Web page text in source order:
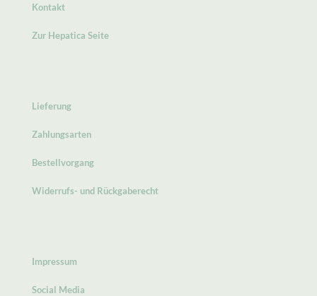
Kontakt
Zur Hepatica Seite
Lieferung
Zahlungsarten
Bestellvorgang
Widerrufs- und Rückgaberecht
Impressum
Social Media